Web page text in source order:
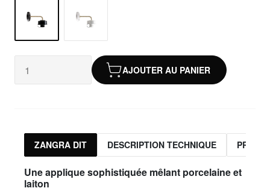
AJOUTER AU PANIER
ZANGRA DIT DESCRIPTION TECHNIQUE
Une applique sophistiquée mêlant porcelaine et
laiton